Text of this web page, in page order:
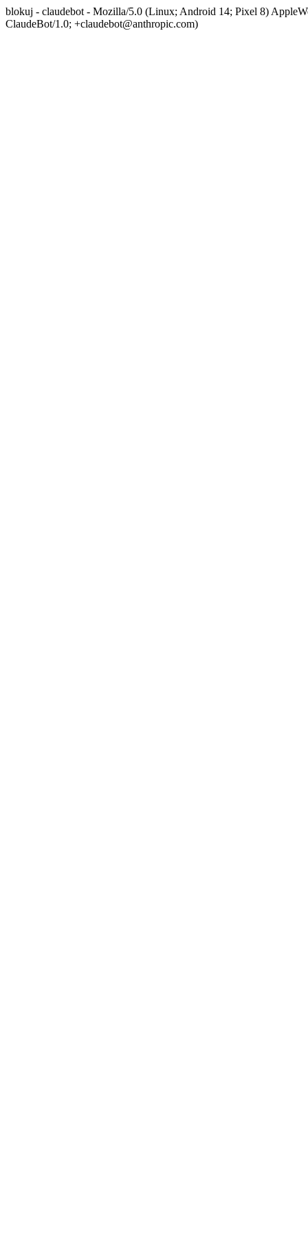
blokuj - claudebot - Mozilla/5.0 (Linux; Android 14; Pixel 8)
ClaudeBot/1.0; +claudebot@anthropic.com)